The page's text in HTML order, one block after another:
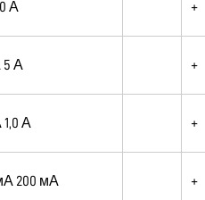
А +
5 А +
1,0 А +
200 мА +